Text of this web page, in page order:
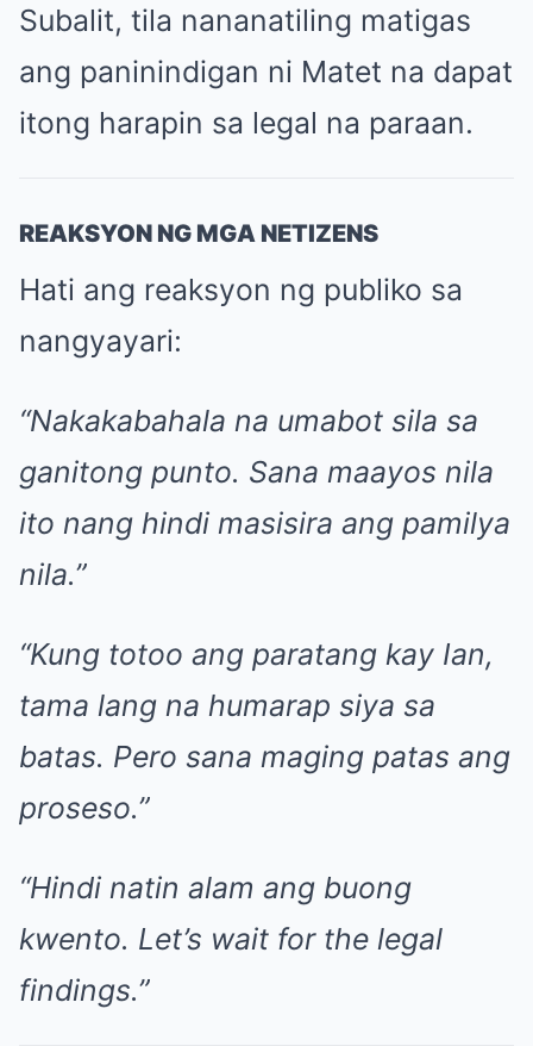
Subalit, tila nananatiling matigas
ang paninindigan ni Matet na dapat
itong harapin sa legal na paraan.
REAKSYON NG MGA NETIZENS
Hati ang reaksyon ng publiko sa
nangyayari:
“Nakakabahala na umabot sila sa
ganitong punto. Sana maayos nila
ito nang hindi masisira ang pamilya
nila.”
“Kung totoo ang paratang kay Ian,
tama lang na humarap siya sa
batas. Pero sana maging patas ang
proseso.”
“Hindi natin alam ang buong
kwento. Let’s wait for the legal
findings.”